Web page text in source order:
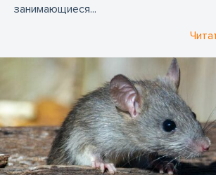
занимающиеся...